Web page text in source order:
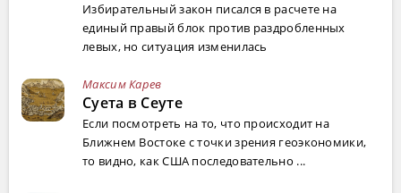
Избирательный закон писался в расчете на
единый правый блок против раздробленных
левых, но ситуация изменилась
Максим Карев
Суета в Сеуте
Если посмотреть на то, что происходит на
Ближнем Востоке с точки зрения геоэкономики,
то видно, как США последовательно ...